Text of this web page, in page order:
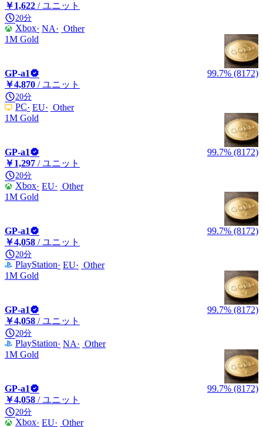
￥1,622 / ユニット
20分
Xbox NA
Other
1M Gold
GP-a1
99.7% (8172)
￥4,870 / ユニット
20分
PC EU
Other
1M Gold
GP-a1
99.7% (8172)
￥1,297 / ユニット
20分
Xbox EU
Other
1M Gold
GP-a1
99.7% (8172)
￥4,058 / ユニット
20分
PlayStation EU
Other
1M Gold
GP-a1
99.7% (8172)
￥4,058 / ユニット
20分
PlayStation NA
Other
1M Gold
GP-a1
99.7% (8172)
￥4,058 / ユニット
20分
Xbox EU Other